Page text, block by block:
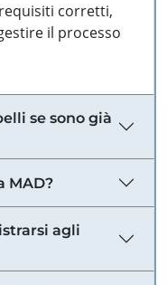
corretti,
il processo
se sono già
MAD?
agli